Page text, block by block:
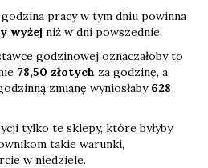
pracy w tym dniu powinna
wyżej niż w dni powszednie.
godzinowej oznaczałoby to
78,50 złotych za godzinę, a
zmianę wyniosłaby 628
tylko te sklepy, które byłyby
takie warunki,
w niedziele.